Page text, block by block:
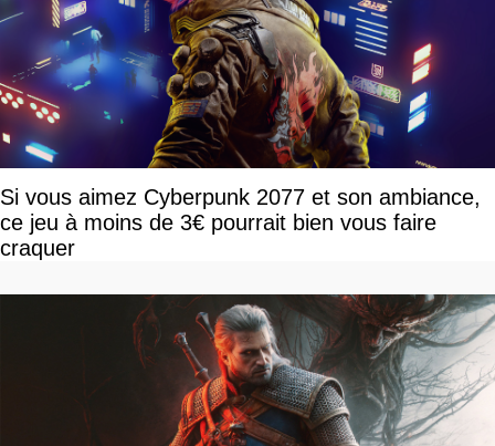
Si vous aimez Cyberpunk 2077 et son ambiance,
ce jeu à moins de 3€ pourrait bien vous faire
craquer